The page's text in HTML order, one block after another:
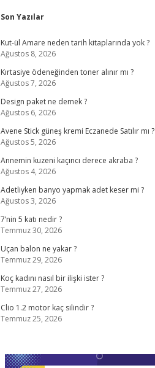
Sidebar
Son Yazılar
Kut-ül Amare neden tarih kitaplarında yok ?
Ağustos 8, 2026
Kırtasiye ödeneğinden toner alınır mı ?
Ağustos 7, 2026
Design paket ne demek ?
Ağustos 6, 2026
Avene Stick güneş kremi Eczanede Satılır mı ?
Ağustos 5, 2026
Annemin kuzeni kaçıncı derece akraba ?
Ağustos 4, 2026
Adetliyken banyo yapmak adet keser mi ?
Ağustos 3, 2026
7’nin 5 katı nedir ?
Temmuz 30, 2026
Uçan balon ne yakar ?
Temmuz 29, 2026
Koç kadını nasıl bir ilişki ister ?
Temmuz 27, 2026
Clio 1.2 motor kaç silindir ?
Temmuz 25, 2026